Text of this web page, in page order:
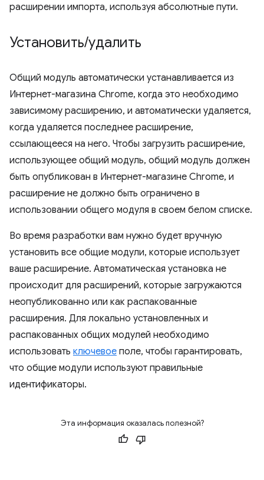
расширении импорта, используя абсолютные пути.
Установить/удалить
Общий модуль автоматически устанавливается из
Интернет-магазина Chrome, когда это необходимо
зависимому расширению, и автоматически удаляется,
когда удаляется последнее расширение,
ссылающееся на него. Чтобы загрузить расширение,
использующее общий модуль, общий модуль должен
быть опубликован в Интернет-магазине Chrome, и
расширение не должно быть ограничено в
использовании общего модуля в своем белом списке.
Во время разработки вам нужно будет вручную
установить все общие модули, которые использует
ваше расширение. Автоматическая установка не
происходит для расширений, которые загружаются
неопубликованно или как распакованные
расширения. Для локально установленных и
распакованных общих модулей необходимо
использовать ключевое поле, чтобы гарантировать,
что общие модули используют правильные
идентификаторы.
Эта информация оказалась полезной?